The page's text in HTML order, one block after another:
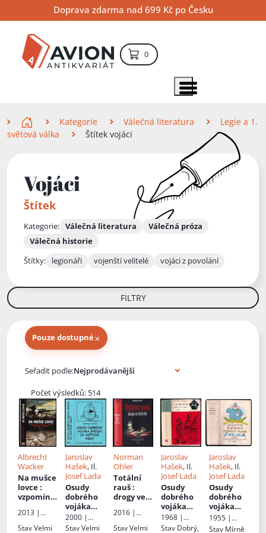
na
obsah
na
navigaci
na
vyhledávání
Doprava zdarma nad 699 Kč po Česku
0položek – košík
Zobrazit položky menu
Kategorie Válečná literatura
Legie a 1.
světová válka
Štítek vojáci
Vojáci
Štítek
Kategorie: Válečná literatura
Válečná próza
Válečná historie
Štítky:
legionáři vojenští velitelé vojáci z povolání
FILTRY
Pouze dostupné×
Seřadit podle:
Počet výsledků: 514
Albrecht
Wacker
Na mušce
lovce:
vzpomínk
odstřelov
ače
2013 |
fronta
StavVelmi
Jaroslav
Hašek, Il.
Josef Lada
Osudy
dobrého
vojáka
Švejka za
světové
2000 |
Cesty
StavVelmi
Norman
Ohler
Totální
rauš:
drogy ve
2016 |
StavVelmi
Jaroslav
Hašek, Il.
Josef Lada
Osudy
dobrého
vojáka
Švejka
4
1968 |
Naše
Stav Dobrý,
Jaroslav
Hašek, Il.
Josef Lada
Osudy
dobrého
vojáka
Švejka za
světové
1955 |
Práce
Stav Mírně